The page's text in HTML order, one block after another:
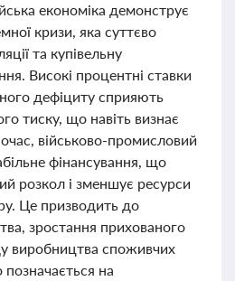
економіка демонструє
кризи, яка суттєво
та купівельну
Високі процентні ставки
дефіциту сприяють
тиску, що навіть визнає
військово-промисловий
фінансування, що
розкол і зменшує ресурси
Це призводить до
зростання прихованого
виробництва споживчих
на